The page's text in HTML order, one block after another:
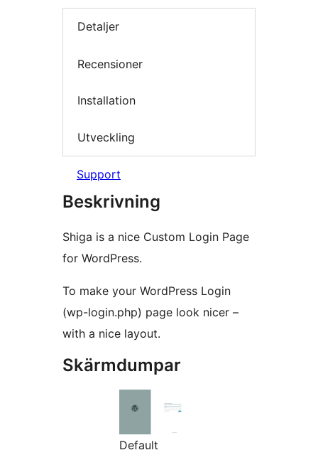
Detaljer
Recensioner
Installation
Utveckling
Support
Beskrivning
Shiga is a nice Custom Login Page
for WordPress.
To make your WordPress Login
(wp-login.php) page look nicer –
with a nice layout.
Skärmdumpar
Default